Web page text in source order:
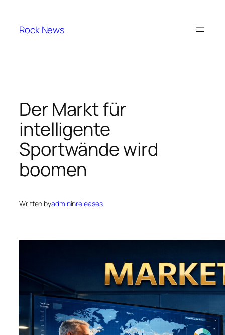
content
Rock News
Der Markt für
intelligente
Sportwände wird
boomen
Written byadmininreleases